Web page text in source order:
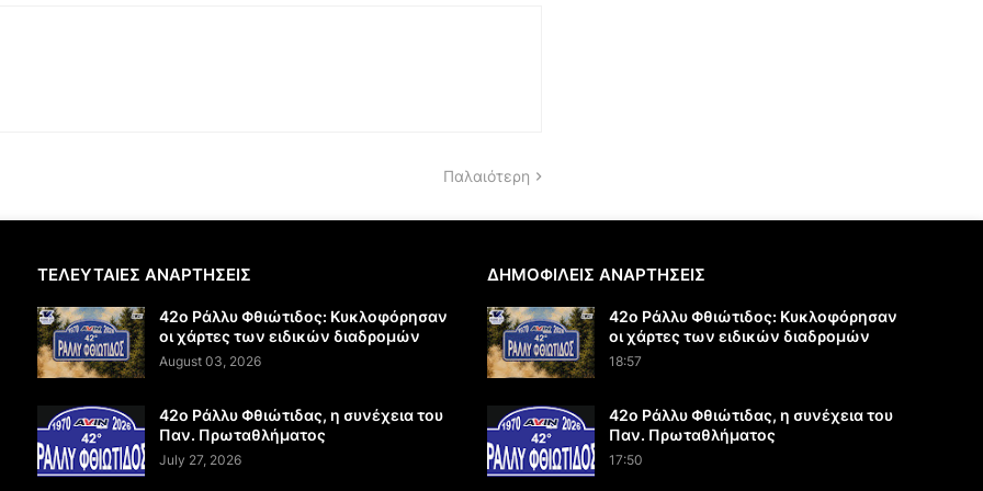
Παλαιότερη
ΤΕΛΕΥΤΑΙΕΣ ΑΝΑΡΤΗΣΕΙΣ
42ο Ράλλυ Φθιώτιδος: Κυκλοφόρησαν
οι χάρτες των ειδικών διαδρομών
August 03, 2026
42ο Ράλλυ Φθιώτιδας, η συνέχεια του
Παν. Πρωταθλήματος
July 27, 2026
ΔΗΜΟΦΙΛΕΙΣ ΑΝΑΡΤΗΣΕΙΣ
42ο Ράλλυ Φθιώτιδος: Κυκλοφόρησαν
οι χάρτες των ειδικών διαδρομών
18:57
42ο Ράλλυ Φθιώτιδας, η συνέχεια του
Παν. Πρωταθλήματος
17:50